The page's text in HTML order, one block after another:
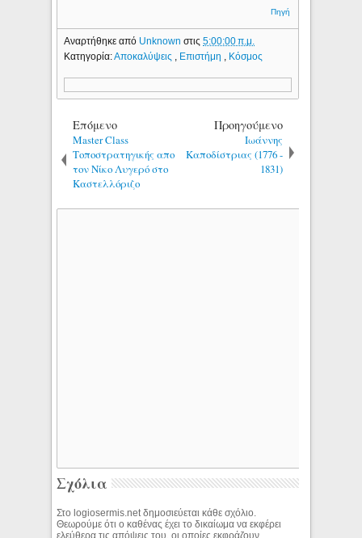
Πηγή
Αναρτήθηκε από Unknownστις5:00:00 π.μ.
Κατηγορία:Αποκαλύψεις Επιστήμη Κόσμος
Επόμενο
Μaster Class
Τοποστρατηγικής απο
τον Νίκο Λυγερό στο
Καστελλόριζο
Προηγούμενο
Ιωάννης
Καποδίστριας (1776 -
1831)
Σχόλια
Στο logiosermis.net δημοσιεύεται κάθε σχόλιο.
Θεωρούμε ότι ο καθένας έχει το δικαίωμα να εκφέρει
ελεύθερα τις απόψεις του, οι οποίες εκφράζουν